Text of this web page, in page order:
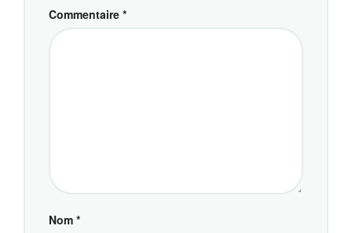
Commentaire *
Nom *